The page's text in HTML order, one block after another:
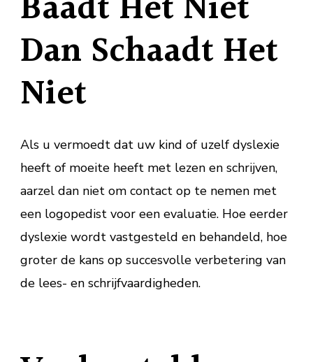
Dan Schaadt Het
Niet
Als u vermoedt dat uw kind of uzelf dyslexie
heeft of moeite heeft met lezen en schrijven,
aarzel dan niet om contact op te nemen met
een logopedist voor een evaluatie. Hoe eerder
dyslexie wordt vastgesteld en behandeld, hoe
groter de kans op succesvolle verbetering van
de lees- en schrijfvaardigheden.